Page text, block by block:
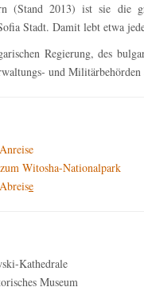
(Stand 2013) ist sie die
Stadt. Damit lebt etwa
Regierung, des
und Militärbehörden
Witosha-Nationalpark
e
Kathedrale
Museum